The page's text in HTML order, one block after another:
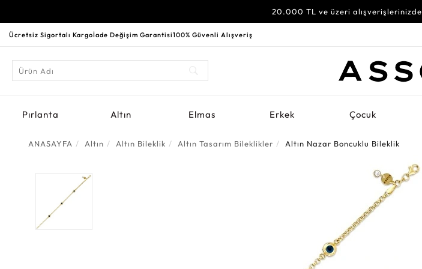
20.000 TL ve üzeri alışverişlerinizde
Ücretsiz Sigortalı Kargoİade Değişim Garantisi100% Güvenli Alışveriş
Pırlanta Altın Elmas Erkek Çocuk
ANASAYFA Altın Altın Bileklik Altın Tasarım Bileklikler Altın Nazar Boncuklu Bileklik